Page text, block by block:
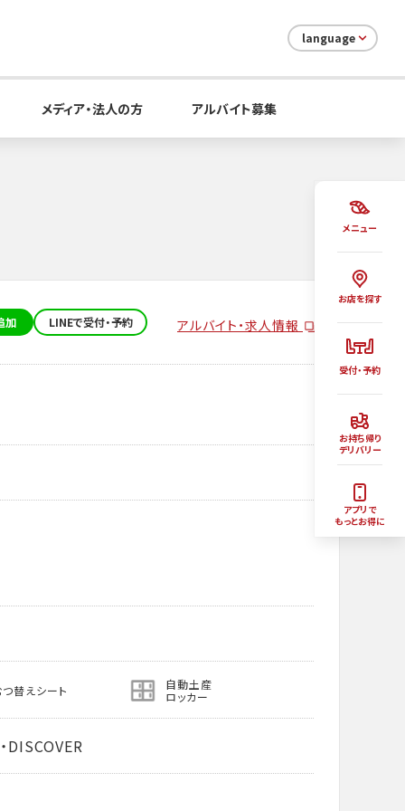
メニュー
お店を探す
受付・予約
お持ち帰り
デリバリー
アプリで
もっとお得に
language
メディア・法人の方 アルバイト募集
加 LINEで受付・予約 アルバイト・求人情報
替えシート 自動土産
ロッカー
DISCOVER